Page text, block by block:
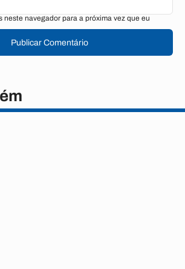
neste navegador para a próxima vez que eu
Publicar Comentário